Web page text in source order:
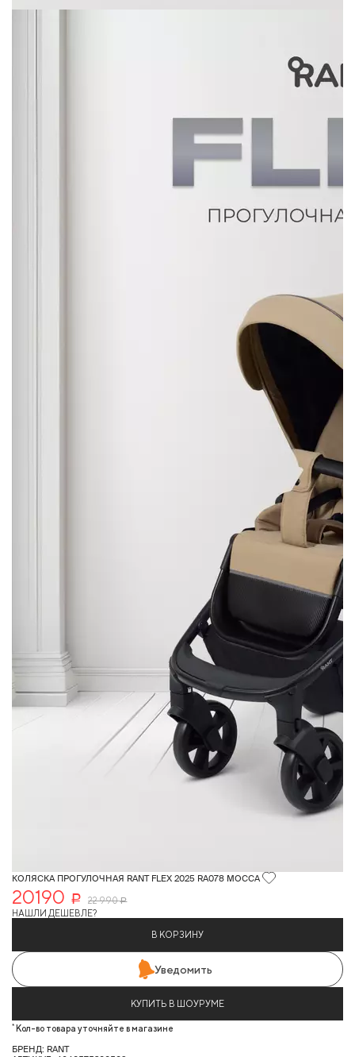
КОЛЯСКА ПРОГУЛОЧНАЯ RANT FLEX 2025 RA078 MOCCA
20190 Р 22 990 Р
НАШЛИ ДЕШЕВЛЕ?
В КОРЗИНУ
Уведомить
КУПИТЬ В ШОУРУМЕ
* Кол-во товара уточняйте в магазине
БРЕНД: RANT